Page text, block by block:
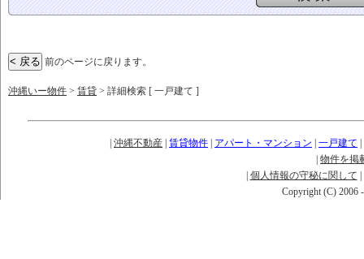
前のページに戻ります。
沖縄いー物件 > 賃貸 > 詳細検索 [ 一戸建て ]
沖縄不動産 賃貸物件 アパート・マンション 一戸建て
物件を掲
個人情報の守秘に関して
Copyright (C) 2006